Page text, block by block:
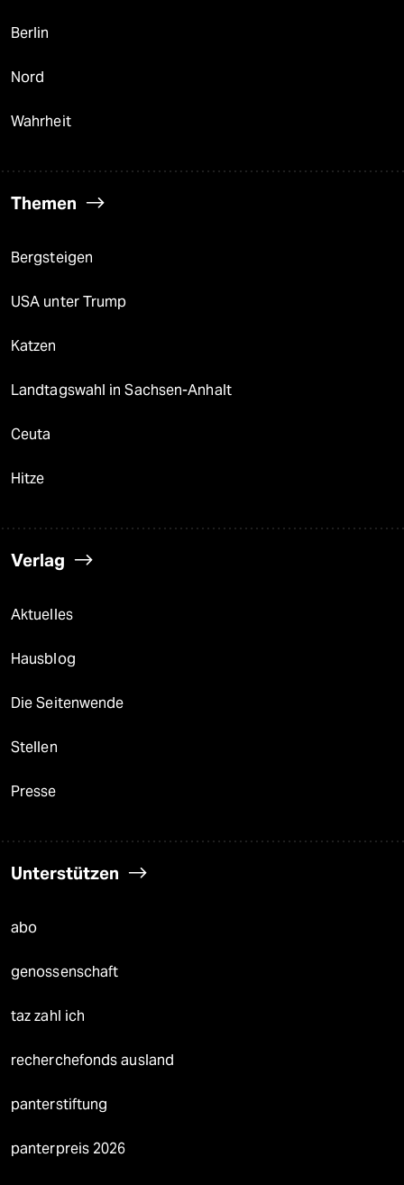
Berlin
Nord
Wahrheit
Themen
Bergsteigen
USA unter Trump
Katzen
Landtagswahl in Sachsen-Anhalt
Ceuta
Hitze
Verlag
Aktuelles
Hausblog
Die Seitenwende
Stellen
Presse
Unterstützen
abo
genossenschaft
taz zahl ich
recherchefonds ausland
panterstiftung
panterpreis 2026